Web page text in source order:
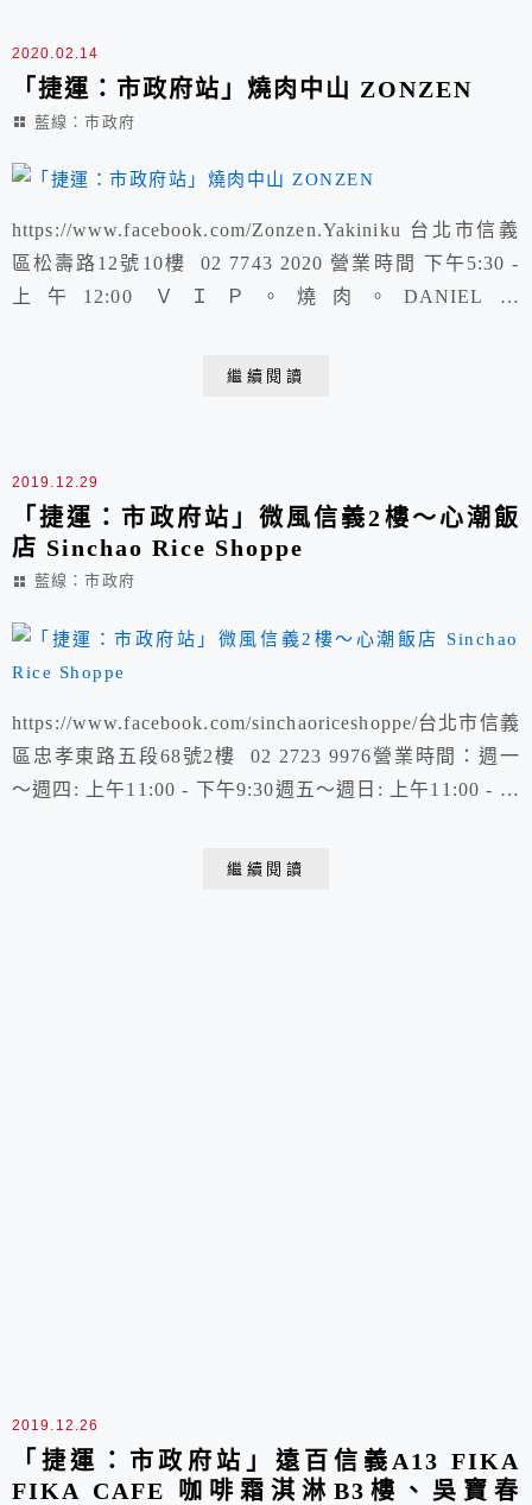
2020.02.14
「捷運：市政府站」燒肉中山 ZONZEN
藍線：市政府
https://www.facebook.com/Zonzen.Yakiniku 台北市信義
區松壽路12號10樓 02 7743 2020 營業時間 下午5:30 -
上午12:00 ＶＩＰ。燒肉。DANIEL私
繼續閱讀
2019.12.29
「捷運：市政府站」微風信義2樓～心潮飯
店 Sinchao Rice Shoppe
藍線：市政府
https://www.facebook.com/sinchaoriceshoppe/台北市信義
區忠孝東路五段68號2樓 02 2723 9976營業時間：週一
～週四: 上午11:00 - 下午9:30週五～週日: 上午11:00 - 下
繼續閱讀
2019.12.26
「捷運：市政府站」遠百信義A13 FIKA
FIKA CAFE 咖啡霜淇淋B3樓、吳寶春